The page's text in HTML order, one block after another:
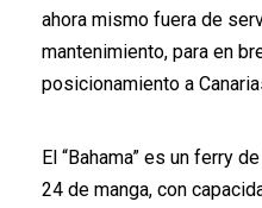
ahora mismo fuera de
mantenimiento, para en
posicionamiento a
El “Bahama” es un ferry
24 de manga, con